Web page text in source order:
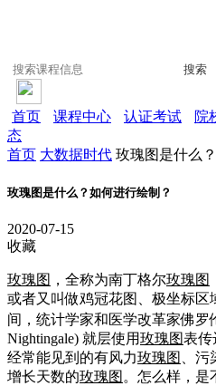
搜索
首页 课程中心 认证考试 院
态
首页 大数据时代 玫瑰图是什么
玫瑰图是什么？如何进行绘制？
2020-07-15
收藏
玫瑰图 ，全称为南丁格尔玫瑰图
或者又叫做鸡冠花图、极坐标区
间，统计学家和医学改革家佛罗
Nightingale) 就层使用玫瑰图表传
经常能见到的有风力玫瑰图 、污
增长天数的玫瑰图 。怎么样，是